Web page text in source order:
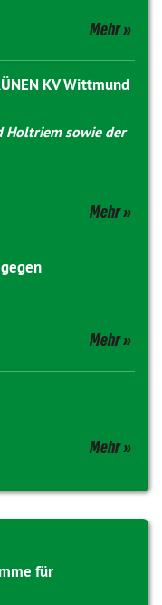
Mehr
KV Wittmund
Holtriem sowie der
Mehr
Mehr
Mehr
für